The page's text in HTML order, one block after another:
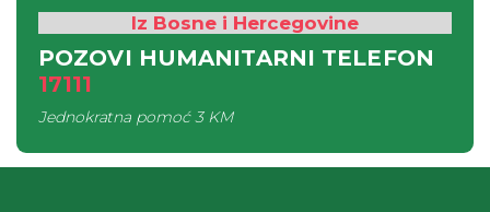
Iz Bosne i Hercegovine
POZOVI HUMANITARNI TELEFON
17111
Jednokratna pomoć3 KM